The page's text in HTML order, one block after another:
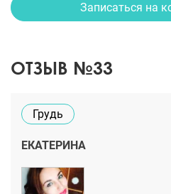
Записаться на
ОТЗЫВ №33
Грудь
ЕКАТЕРИНА